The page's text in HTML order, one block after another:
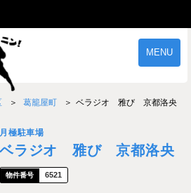
MENU
ご契約の流れ
葛籠屋町 ベラジオ 雅び 京都洛央
月極駐車場
ベラジオ 雅び 京都洛央
6521